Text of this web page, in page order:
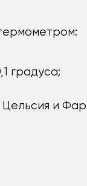
градуса;
и